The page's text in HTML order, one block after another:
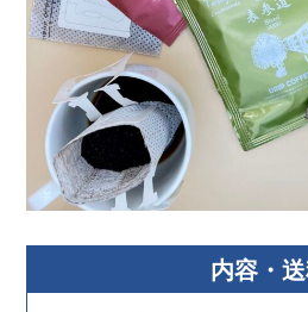
内容・